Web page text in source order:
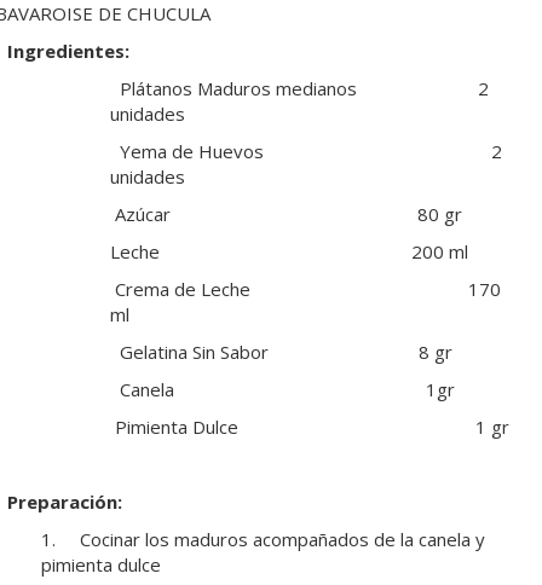
DE CHUCULA
Ingredientes:
Plátanos Maduros medianos 2
unidades
Yema de Huevos 2
unidades
Azúcar 80 gr
Leche 200 ml
Crema de Leche 170
ml
Gelatina Sin Sabor 8 gr
Canela 1gr
Pimienta Dulce 1 gr
Preparación:
1. Cocinar los maduros acompañados de la canela y
pimienta dulce